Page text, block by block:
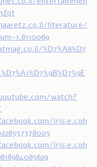
literature/
1.8110069
%D7%A8%D7
watch?
iris.e.coh
iris.e.coh